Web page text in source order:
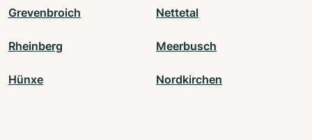
Grevenbroich Nettetal
Rheinberg Meerbusch
Hünxe Nordkirchen